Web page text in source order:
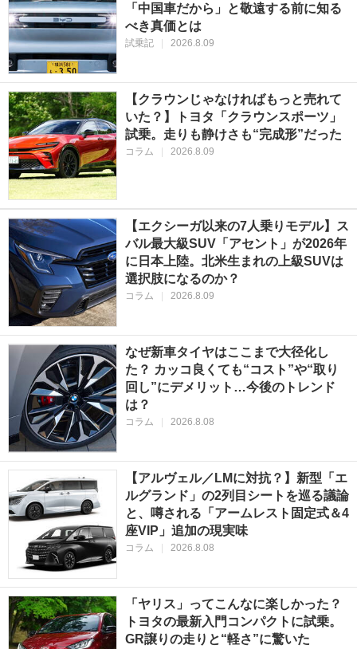
「中国車だから」と敬遠する前に知る
べき真価とは
試乗記 2026.8.09
【クラウンじゃなければもっと売れて
いた？】トヨタ「クラウンスポーツ」
試乗。走りも静けさも“完成形”だった
コラム 2026.8.09
【エクシーガ以来の7人乗りモデル】ス
バル最大級SUV「アセント」が2026年
に日本上陸。北米生まれの上級SUVは
選択肢になるのか？
コラム 2026.8.09
なぜ新車タイヤはここまで大径化し
た？ カッコ良くても“コスト”や“取り
回し”にデメリット…今後のトレンド
は？
コラム 2026.8.08
【アルヴェル／LMに対抗？】新型「エ
ルグランド」の2列目シートを巡る議論
と、噂される「アームレスト固定式＆4
座VIP」追加の現実味
コラム 2026.8.08
「ヤリス」ってこんなに楽しかった？
トヨタの最新入門コンパクトに試乗。
GR譲りの走りと“軽さ”に驚いた